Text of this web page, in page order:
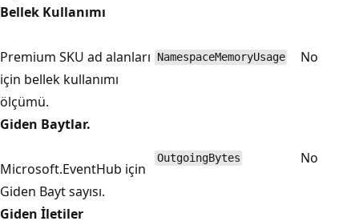
Bellek Kullanımı
Premium SKU ad alanları
için bellek kullanımı
ölçümü.
NamespaceMemoryUsage No
Giden Baytlar.
Microsoft.EventHub için
Giden Bayt sayısı.
OutgoingBytes No
Giden İletiler